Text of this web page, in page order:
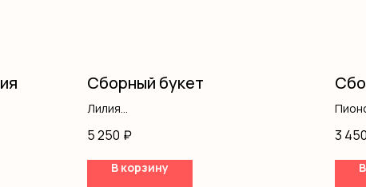
Сборный букет
Лилия
Розы одноголовые
Хризантемы
Писташ
5 250 ₽
В корзину
3 450